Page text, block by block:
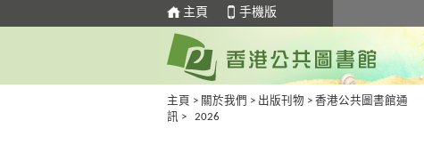
主頁 手機版
主頁 > 關於我們 > 出版刊物 > 香港公共圖書館通
訊 > 2026